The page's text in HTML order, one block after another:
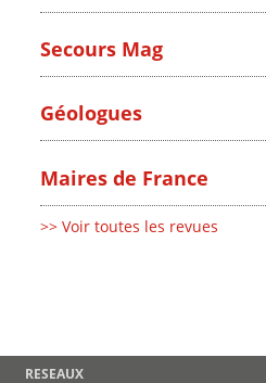
Secours Mag
Géologues
Maires de France
>> Voir toutes les revues
RESEAUX